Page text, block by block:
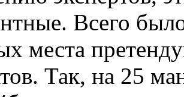
Всего
места
Так, на 25